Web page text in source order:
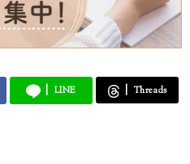
LINE Threads